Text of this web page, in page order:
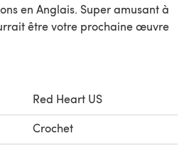
en Anglais. Super amusant à
être votre prochaine œuvre
Red Heart US
Crochet